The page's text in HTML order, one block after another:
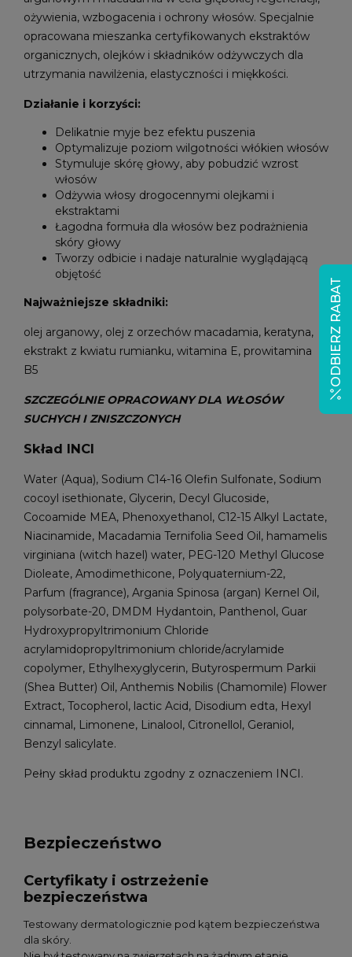
ożywienia, wzbogacenia i ochrony włosów. Specjalnie
opracowana mieszanka certyfikowanych ekstraktów
organicznych, olejków i składników odżywczych dla
utrzymania nawilżenia, elastyczności i miękkości.
Działanie i korzyści:
Delikatnie myje bez efektu puszenia
Optymalizuje poziom wilgotności włókien włosów
Stymuluje skórę głowy, aby pobudzić wzrost
włosów
Odżywia włosy drogocennymi olejkami i
ekstraktami
Łagodna formuła dla włosów bez podrażnienia
skóry głowy
Tworzy odbicie i nadaje naturalnie wyglądającą
objętość
Najważniejsze składniki:
olej arganowy, olej z orzechów macadamia, keratyna,
ekstrakt z kwiatu rumianku, witamina E, prowitamina
B5
SZCZEGÓLNIE OPRACOWANY DLA WŁOSÓW
SUCHYCH I ZNISZCZONYCH
Skład INCI
Water (Aqua), Sodium C14-16 Olefin Sulfonate, Sodium
cocoyl isethionate, Glycerin, Decyl Glucoside,
Cocoamide MEA, Phenoxyethanol, C12-15 Alkyl Lactate,
Niacinamide, Macadamia Ternifolia Seed Oil, hamamelis
virginiana (witch hazel) water, PEG-120 Methyl Glucose
Dioleate, Amodimethicone, Polyquaternium-22,
Parfum (fragrance), Argania Spinosa (argan) Kernel Oil,
polysorbate-20, DMDM Hydantoin, Panthenol, Guar
Hydroxypropyltrimonium Chloride
acrylamidopropyltrimonium chloride/acrylamide
copolymer, Ethylhexyglycerin, Butyrospermum Parkii
(Shea Butter) Oil, Anthemis Nobilis (Chamomile) Flower
Extract, Tocopherol, lactic Acid, Disodium edta, Hexyl
cinnamal, Limonene, Linalool, Citronellol, Geraniol,
Benzyl salicylate.
Pełny skład produktu zgodny z oznaczeniem INCI.
Bezpieczeństwo
Certyfikaty i ostrzeżenie
bezpieczeństwa
Testowany dermatologicznie pod kątem bezpieczeństwa
dla skóry.
ODBIERZ RABAT